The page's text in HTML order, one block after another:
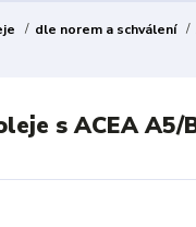
dle norem a schválení
s ACEA A5/